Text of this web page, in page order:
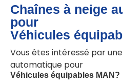
Chaînes à neige
pour
Véhicules
Vous êtes intéressé par
automatique pour
Véhicules équipables MAN ?